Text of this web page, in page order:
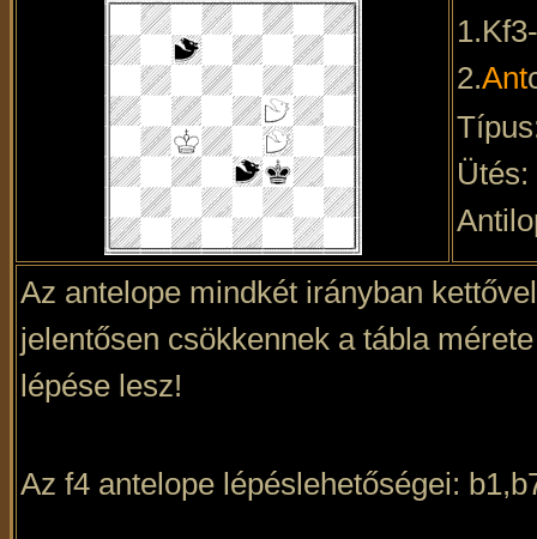
2.Ant
Az antelope mindkét irányban
jelentősen csökkennek a tábla
lépése lesz!
Az f4 antelope lépéslehetőségei: